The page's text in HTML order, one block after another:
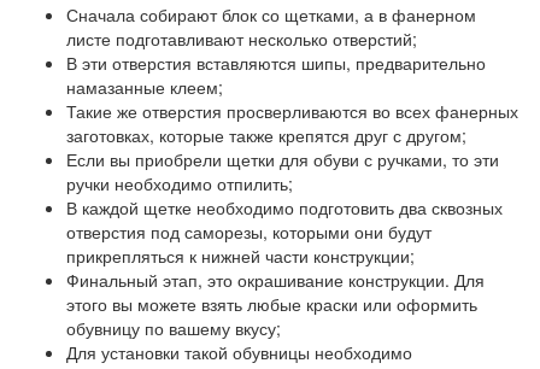
Сначала собирают блок со щетками, а в фанерном
листе подготавливают несколько отверстий;
В эти отверстия вставляются шипы, предварительно
намазанные клеем;
Такие же отверстия просверливаются во всех фанерных
заготовках, которые также крепятся друг с другом;
Если вы приобрели щетки для обуви с ручками, то эти
ручки необходимо отпилить;
В каждой щетке необходимо подготовить два сквозных
отверстия под саморезы, которыми они будут
прикрепляться к нижней части конструкции;
Финальный этап, это окрашивание конструкции. Для
этого вы можете взять любые краски или оформить
обувницу по вашему вкусу;
Для установки такой обувницы необходимо